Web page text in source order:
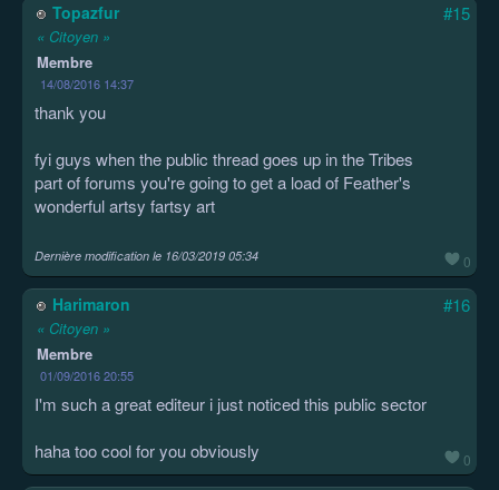
Topazfur
« Citoyen »
Membre
14/08/2016 14:37
#15
0
thank you
fyi guys when the public thread goes up in the Tribes
part of forums you're going to get a load of Feather's
wonderful artsy fartsy art
Dernière modification le 16/03/2019 05:34
Harimaron
« Citoyen »
Membre
01/09/2016 20:55
#16
0
I'm such a great editeur i just noticed this public sector
haha too cool for you obviously